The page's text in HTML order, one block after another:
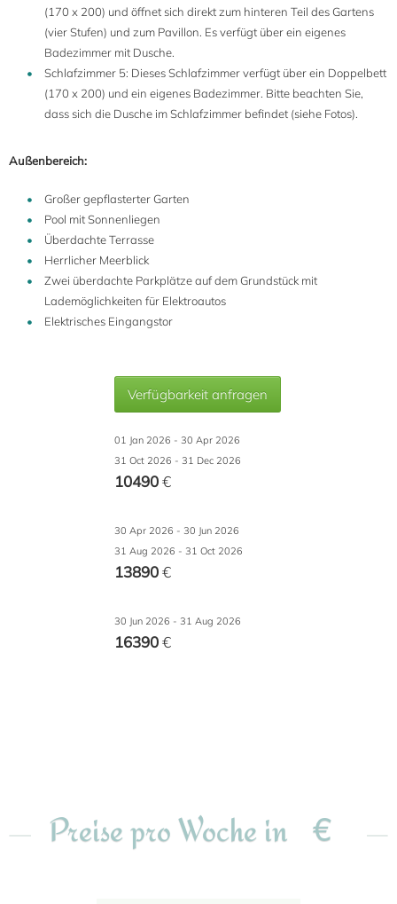
(170 x 200) und öffnet sich direkt zum hinteren Teil des Gartens
(vier Stufen) und zum Pavillon. Es verfügt über ein eigenes
Badezimmer mit Dusche.
Schlafzimmer 5: Dieses Schlafzimmer verfügt über ein Doppelbett
(170 x 200) und ein eigenes Badezimmer. Bitte beachten Sie,
dass sich die Dusche im Schlafzimmer befindet (siehe Fotos).
Außenbereich:
Großer gepflasterter Garten
Pool mit Sonnenliegen
Überdachte Terrasse
Herrlicher Meerblick
Zwei überdachte Parkplätze auf dem Grundstück mit
Lademöglichkeiten für Elektroautos
Elektrisches Eingangstor
Verfügbarkeit anfragen
01 Jan 2026 - 30 Apr 2026
31 Oct 2026 - 31 Dec 2026
10490€
30 Apr 2026 - 30 Jun 2026
31 Aug 2026 - 31 Oct 2026
13890€
30 Jun 2026 - 31 Aug 2026
16390€
Preise pro Woche in €